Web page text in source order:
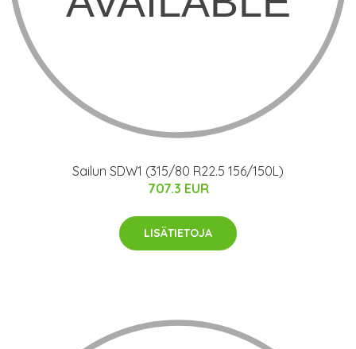
Sailun SDW1 (315/80 R22.5 156/150L)
707.3 EUR
LISÄTIETOJA